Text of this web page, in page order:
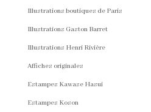
Illustrations boutiques de Paris
Illustrations Gaston Barret
Illustrations Henri Rivière
Affiches originales
Estampes Kawase Hasui
Estampes Koson